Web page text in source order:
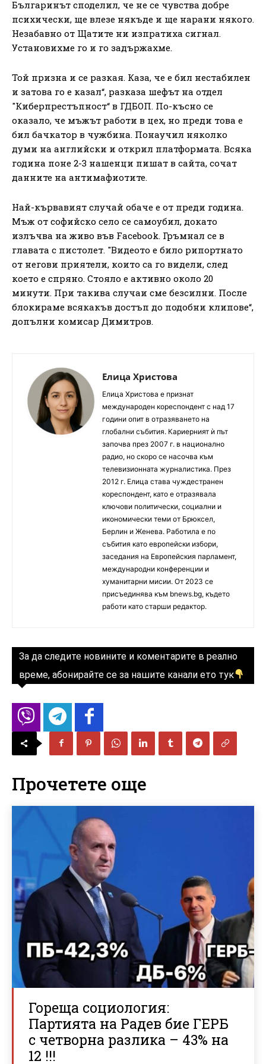
Българинът споделил, че не се чувства добре
психически, ще влезе някъде и ще нарани някого.
Незабавно от Щатите ни изпратиха сигнал.
Установихме го и го задържахме.
Той призна и се разкая. Каза, че е бил нестабилен
и затова го е казал“, разказа шефът на отдел
"Киберпрестъпност“ в ГДБОП. По-късно се
оказало, че мъжът работи в цех, но преди това е
бил бачкатор в чужбина. Понаучил няколко
думи на английски и открил платформата. Всяка
година поне 2-3 нашенци пишат в сайта, сочат
данните на антимафиотите.
Най-кървавият случай обаче е от преди година.
Мъж от софийско село се самоубил, докато
излъчва на живо във Facebook. Гръмнал се в
главата с пистолет. "Видеото е било рипортнато
от негови приятели, които са го видели, след
което е спряно. Стояло е активно около 20
минути. При такива случаи сме безсилни. После
блокираме всякакъв достъп до подобни клипове“,
допълни комисар Димитров.
Елица Христова
Елица Христова е признат
международен кореспондент с над 17
години опит в отразяването на
глобални събития. Кариерният ѝ път
започва през 2007 г. в национално
радио, но скоро се насочва към
телевизионната журналистика. През
2012 г. Елица става чуждестранен
кореспондент, като е отразявала
ключови политически, социални и
икономически теми от Брюксел,
Берлин и Женева. Работила е по
събития като европейски избори,
заседания на Европейския парламент,
международни конференции и
хуманитарни мисии. От 2023 се
присъединява към bnews.bg, където
работи като старши редактор.
За да следите новините и коментарите в реално
време, абонирайте се за нашите канали ето тук
Прочетете още
Гореща социология:
Партията на Радев бие ГЕРБ
с четворна разлика – 43% на
12 !!!